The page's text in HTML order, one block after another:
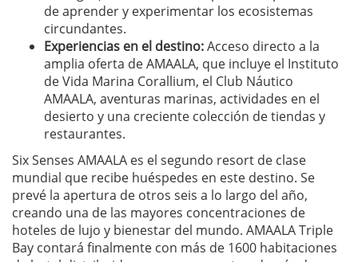
de aprender y experimentar los ecosistemas
circundantes.
Experiencias en el destino:Acceso directo a la
amplia oferta de AMAALA, que incluye el Instituto
de Vida Marina Corallium, el Club Náutico
AMAALA, aventuras marinas, actividades en el
desierto y una creciente colección de tiendas y
restaurantes.
Six Senses AMAALA es el segundo resort de clase
mundial que recibe huéspedes en este destino. Se
prevé la apertura de otros seis a lo largo del año,
creando una de las mayores concentraciones de
hoteles de lujo y bienestar del mundo. AMAALA Triple
Bay contará finalmente con más de 1600 habitaciones